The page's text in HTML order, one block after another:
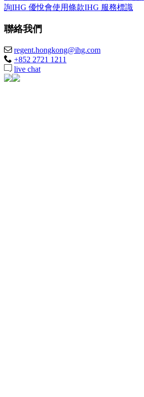
詢IHG 優悅會使用條款IHG 服務標識
聯絡我們
regent.hongkong@ihg.com
+852 2721 1211
live chat